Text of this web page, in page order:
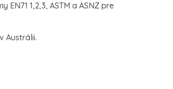
EN71 1,2,3, ASTM a ASNZ pre
Austrálii.